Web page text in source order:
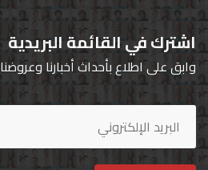
اشترك في القائمة البريدية
وابق على اطلاع بأحداث أخبارنا وعروضنا